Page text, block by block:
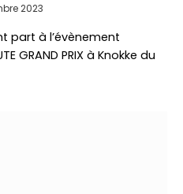
2023
part à l’évènement
GRAND PRIX à Knokke du